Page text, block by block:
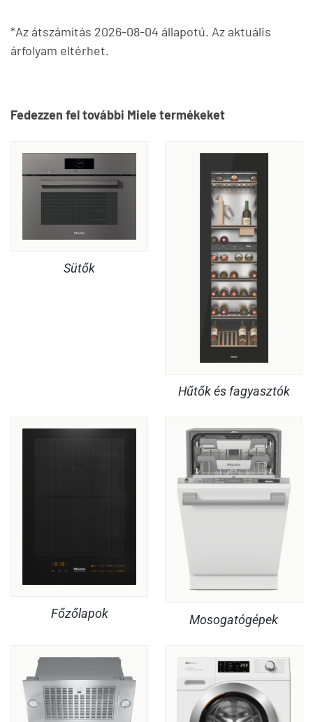
*Az átszámítás 2026-08-04 állapotú. Az aktuális
árfolyam eltérhet.
Fedezzen fel további Miele termékeket
Sütők
Hűtők és fagyasztók
Főzőlapok Mosogatógépek